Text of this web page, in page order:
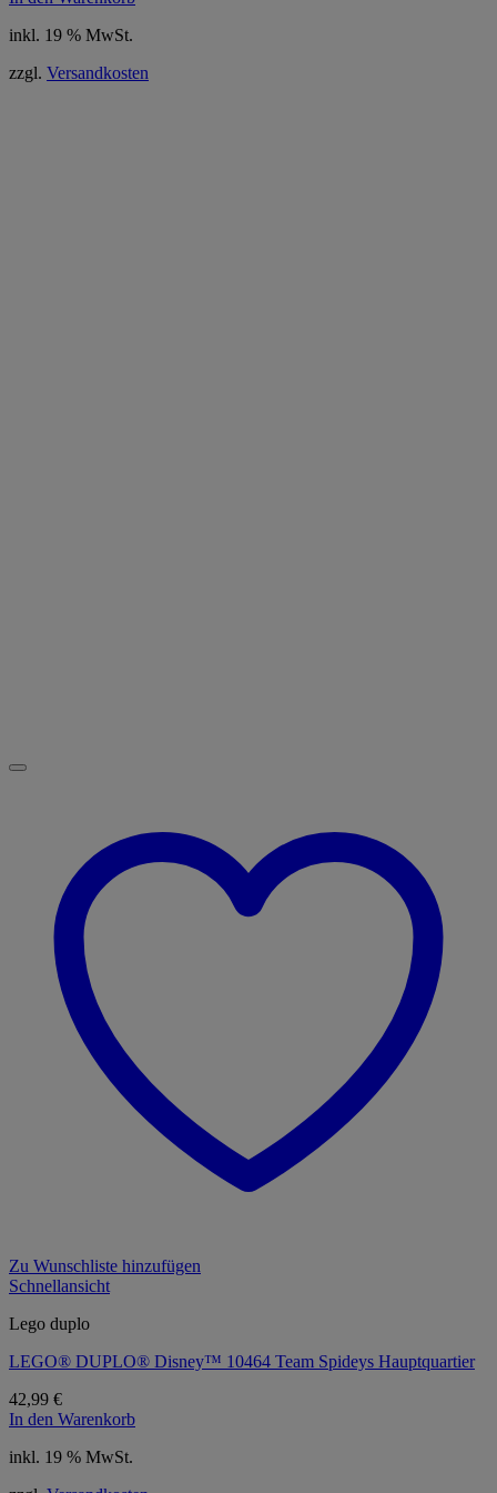
inkl. 19 % MwSt.
zzgl. Versandkosten
Zu Wunschliste hinzufügen
Schnellansicht
Lego duplo
LEGO® DUPLO® Disney™ 10464 Team Spideys Hauptquartier
42,99 €
In den Warenkorb
inkl. 19 % MwSt.